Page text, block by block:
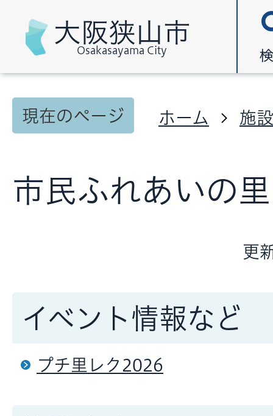
大阪狭山市
Osakasayama City
現在のページ ホーム 施
市民ふれあいの里
更
イベント情報など
プチ里レク2026